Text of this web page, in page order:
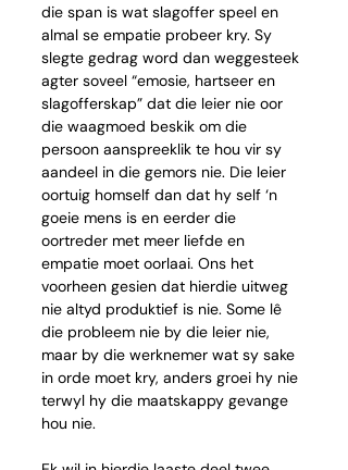
die span is wat slagoffer speel en
almal se empatie probeer kry. Sy
slegte gedrag word dan weggesteek
agter soveel “emosie, hartseer en
slagofferskap” dat die leier nie oor
die waagmoed beskik om die
persoon aanspreeklik te hou vir sy
aandeel in die gemors nie. Die leier
oortuig homself dan dat hy self ‘n
goeie mens is en eerder die
oortreder met meer liefde en
empatie moet oorlaai. Ons het
voorheen gesien dat hierdie uitweg
nie altyd produktief is nie. Some lê
die probleem nie by die leier nie,
maar by die werknemer wat sy sake
in orde moet kry, anders groei hy nie
terwyl hy die maatskappy gevange
hou nie.